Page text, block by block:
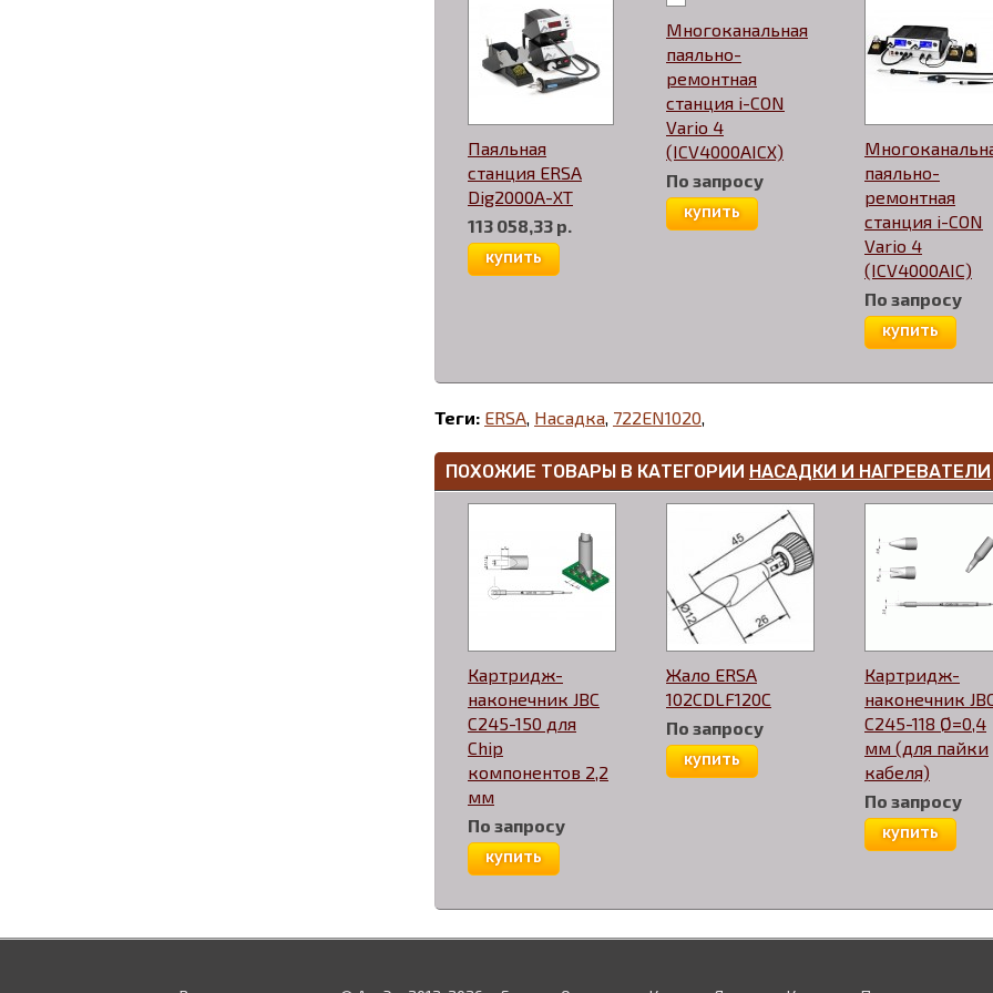
Паяльная
станция ERSA
Dig2000A-XT
113 058,33 р.
купить
Многоканальная
паяльно-
ремонтная
станция i-CON
Vario 4
(ICV4000AICX)
По запросу
купить
паяльно-
ремонтная
станция i-CON
Vario 4
(ICV4000AIC)
По запросу
купить
Теги: ERSA Насадка 722EN1020
ПОХОЖИЕ ТОВАРЫ В КАТЕГОРИИ НАСАДКИ И НАГРЕВАТЕЛИ
Картридж-
наконечник JBC
C245-150 для
Chip
компонентов 2,2
мм
По запросу
купить
Жало ERSA
102CDLF120С
По запросу
купить
Картридж-
наконечник
C245-118 Ø=0,4
мм (для пайки
кабеля)
По запросу
купить